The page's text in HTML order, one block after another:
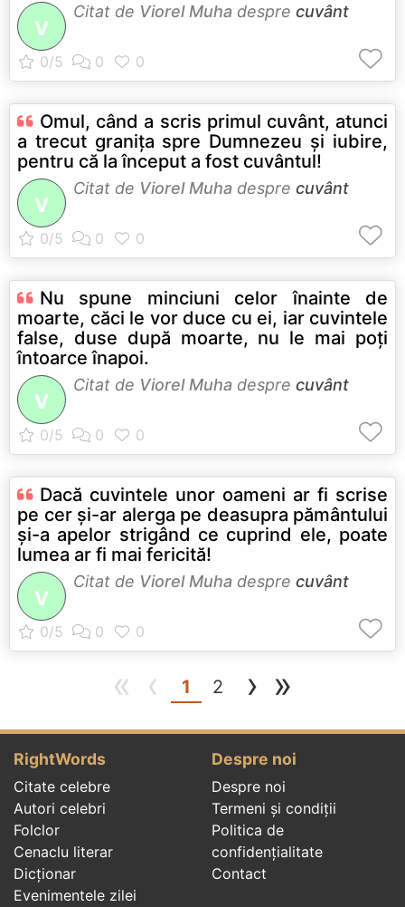
V
Citat de Viorel Muha despre cuvânt
Omul, când a scris primul cuvânt, atunci
a trecut graniţa spre Dumnezeu şi iubire,
pentru că la început a fost cuvântul!
V
Citat de Viorel Muha despre cuvânt
Nu spune minciuni celor înainte de
moarte, căci le vor duce cu ei, iar cuvintele
false, duse după moarte, nu le mai poţi
întoarce înapoi.
V
Citat de Viorel Muha despre cuvânt
Dacă cuvintele unor oameni ar fi scrise
pe cer şi-ar alerga pe deasupra pământului
şi-a apelor strigând ce cuprind ele, poate
lumea ar fi mai fericită!
V
Citat de Viorel Muha despre cuvânt
« ‹ 1 (current)
2 › »
RightWords
Citate celebre
Autori celebri
Folclor
Cenaclu literar
Dicționar
Evenimentele zilei
Despre noi
Despre noi
Termeni și condiții
Politica de
confidenţialitate
Contact